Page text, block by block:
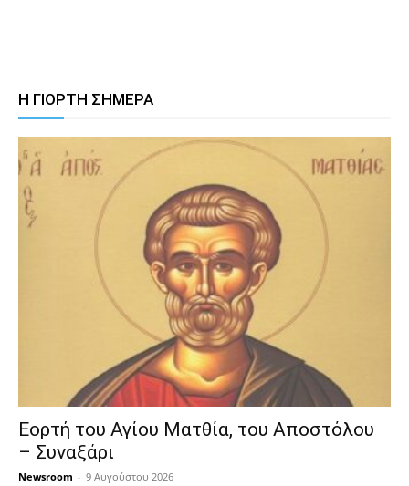
Η ΓΙΟΡΤΗ ΣΗΜΕΡΑ
Εορτή του Αγίου Ματθία, του Αποστόλου
– Συναξάρι
Newsroom - 9 Αυγούστου 2026